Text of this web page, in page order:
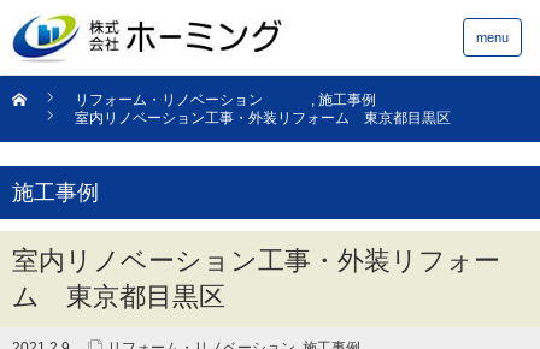
menu
リフォーム・リノベーション , 施工事例
室内リノベーション工事・外装リフォーム 東京都目黒区
施工事例
室内リノベーション工事・外装リフォー
ム 東京都目黒区